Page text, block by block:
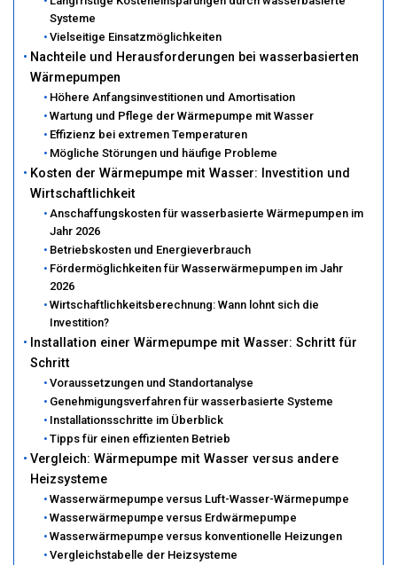
Systeme
Vielseitige Einsatzmöglichkeiten
Nachteile und Herausforderungen bei wasserbasierten
Wärmepumpen
Höhere Anfangsinvestitionen und Amortisation
Wartung und Pflege der Wärmepumpe mit Wasser
Effizienz bei extremen Temperaturen
Mögliche Störungen und häufige Probleme
Kosten der Wärmepumpe mit Wasser: Investition und
Wirtschaftlichkeit
Anschaffungskosten für wasserbasierte Wärmepumpen im
Jahr 2026
Betriebskosten und Energieverbrauch
Fördermöglichkeiten für Wasserwärmepumpen im Jahr
2026
Wirtschaftlichkeitsberechnung: Wann lohnt sich die
Investition?
Installation einer Wärmepumpe mit Wasser: Schritt für
Schritt
Voraussetzungen und Standortanalyse
Genehmigungsverfahren für wasserbasierte Systeme
Installationsschritte im Überblick
Tipps für einen effizienten Betrieb
Vergleich: Wärmepumpe mit Wasser versus andere
Heizsysteme
Wasserwärmepumpe versus Luft-Wasser-Wärmepumpe
Wasserwärmepumpe versus Erdwärmepumpe
Wasserwärmepumpe versus konventionelle Heizungen
Vergleichstabelle der Heizsysteme